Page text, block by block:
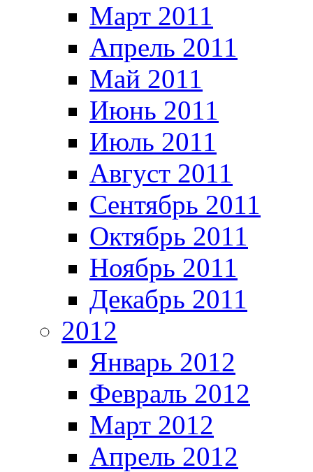
Март 2011
Апрель 2011
Май 2011
Июнь 2011
Июль 2011
Август 2011
Сентябрь 2011
Октябрь 2011
Ноябрь 2011
Декабрь 2011
2012
Январь 2012
Февраль 2012
Март 2012
Апрель 2012